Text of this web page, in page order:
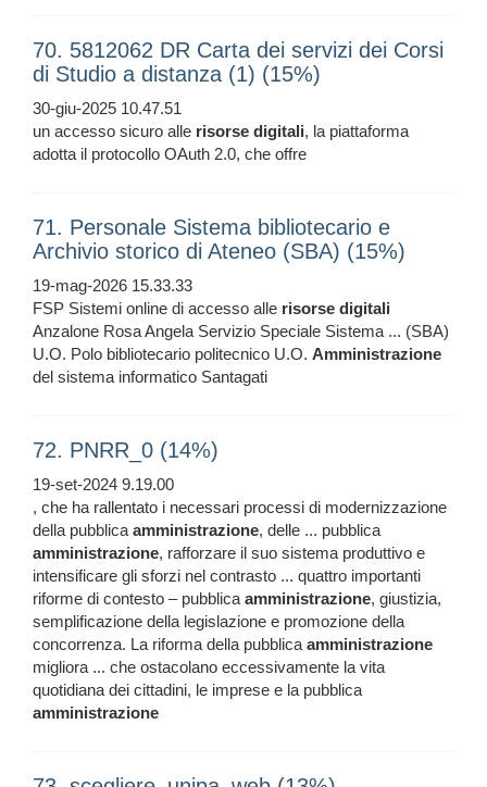
70. 5812062 DR Carta dei servizi dei Corsi
di Studio a distanza (1) (15%)
30-giu-2025 10.47.51
un accesso sicuro alle risorse digitali, la piattaforma
adotta il protocollo OAuth 2.0, che offre
71. Personale Sistema bibliotecario e
Archivio storico di Ateneo (SBA) (15%)
19-mag-2026 15.33.33
FSP Sistemi online di accesso alle risorse digitali
Anzalone Rosa Angela Servizio Speciale Sistema ... (SBA)
U.O. Polo bibliotecario politecnico U.O. Amministrazione
del sistema informatico Santagati
72. PNRR_0 (14%)
19-set-2024 9.19.00
, che ha rallentato i necessari processi di modernizzazione
della pubblicaamministrazione, delle ... pubblica
amministrazione, rafforzare il suo sistema produttivo e
intensificare gli sforzi nel contrasto ... quattro importanti
riforme di contesto – pubblicaamministrazione, giustizia,
semplificazione della legislazione e promozione della
concorrenza. La riforma della pubblicaamministrazione
migliora ... che ostacolano eccessivamente la vita
quotidiana dei cittadini, le imprese e la pubblica
amministrazione